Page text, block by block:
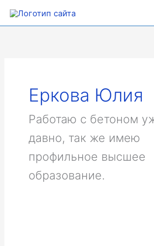
содержимому
Еркова Юлия
Работаю с бетоном
давно, так же имею
профильное высшее
образование.